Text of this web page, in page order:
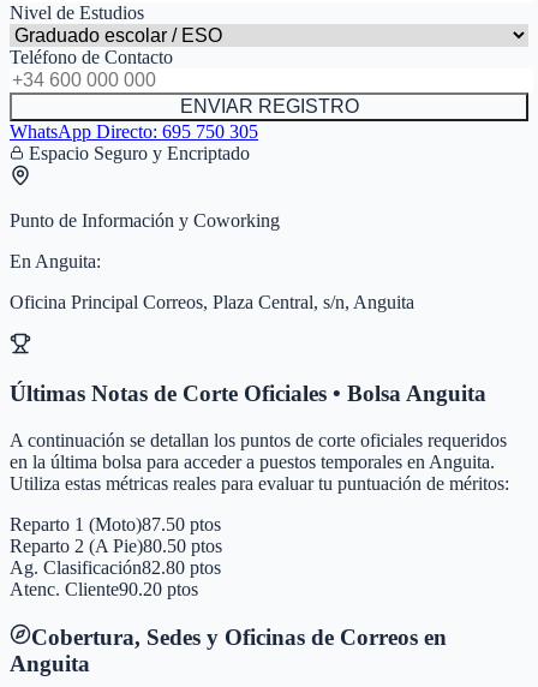
Nivel de Estudios
Teléfono de Contacto
ENVIAR REGISTRO
WhatsApp Directo: 695 750 305
Espacio Seguro y Encriptado
Punto de Información y Coworking
En Anguita:
Oficina Principal Correos, Plaza Central, s/n, Anguita
Últimas Notas de Corte Oficiales • BolsaAnguita
A continuación se detallan los puntos de corte oficiales requeridos
en la última bolsa para acceder a puestos temporales en Anguita.
Utiliza estas métricas reales para evaluar tu puntuación de méritos:
Reparto 1 (Moto)87.50 ptos
Reparto 2 (A Pie)80.50 ptos
Ag. Clasificación82.80 ptos
Atenc. Cliente90.20 ptos
Cobertura, Sedes y Oficinas de Correos en
Anguita